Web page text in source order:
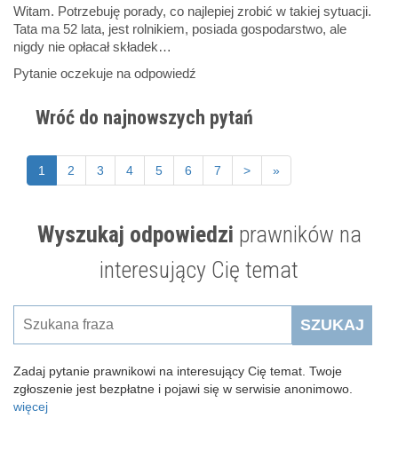
Wyszukaj odpowiedzi prawników na
interesujący Cię temat
SZUKAJ
Zadaj pytanie prawnikowi na interesujący Cię temat. Twoje
zgłoszenie jest bezpłatne i pojawi się w serwisie anonimowo.
więcej
Witam. Potrzebuję porady, co najlepiej zrobić w takiej sytuacji.
Tata ma 52 lata, jest rolnikiem, posiada gospodarstwo, ale
nigdy nie opłacał składek…
Pytanie oczekuje na odpowiedź
Wróć do najnowszych pytań
1 2 3 4 5 6 7 > »